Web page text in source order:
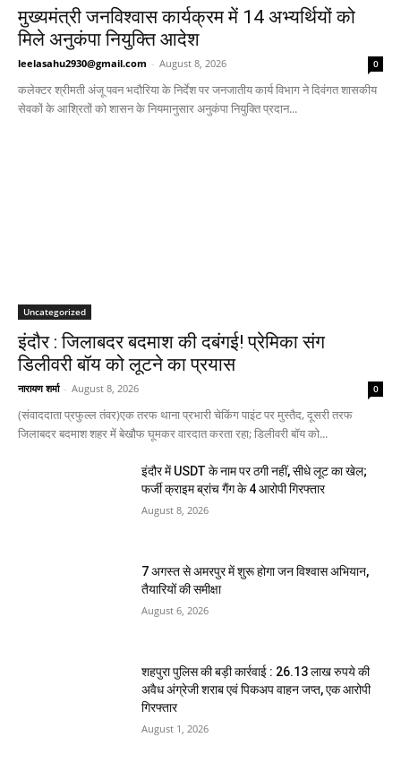
मुख्यमंत्री जनविश्वास कार्यक्रम में 14 अभ्यर्थियों को
मिले अनुकंपा नियुक्ति आदेश
leelasahu2930@gmail.com - August 8, 2026 0
कलेक्टर श्रीमती अंजू पवन भदौरिया के निर्देश पर जनजातीय कार्य विभाग ने दिवंगत शासकीय
सेवकों के आश्रितों को शासन के नियमानुसार अनुकंपा नियुक्ति प्रदान...
Uncategorized
इंदौर : जिलाबदर बदमाश की दबंगई! प्रेमिका संग
डिलीवरी बॉय को लूटने का प्रयास
नारायण शर्मा - August 8, 2026 0
(संवाददाता प्रफुल्ल तंवर)एक तरफ थाना प्रभारी चेकिंग पाइंट पर मुस्तैद, दूसरी तरफ
जिलाबदर बदमाश शहर में बेखौफ घूमकर वारदात करता रहा; डिलीवरी बॉय को...
इंदौर में USDT के नाम पर ठगी नहीं, सीधे लूट का खेल;
फर्जी क्राइम ब्रांच गैंग के 4 आरोपी गिरफ्तार
August 8, 2026
7 अगस्त से अमरपुर में शुरू होगा जन विश्वास अभियान,
तैयारियों की समीक्षा
August 6, 2026
शहपुरा पुलिस की बड़ी कार्रवाई : 26.13 लाख रुपये की
अवैध अंग्रेजी शराब एवं पिकअप वाहन जप्त, एक आरोपी
गिरफ्तार
August 1, 2026